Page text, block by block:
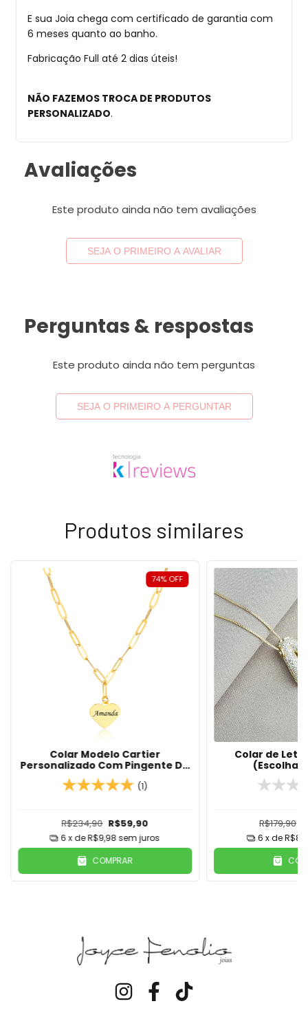
E sua Joia chega com certificado de garantia com
6 meses quanto ao banho.
Fabricação Full até 2 dias úteis!
NÃO FAZEMOS TROCA DE PRODUTOS
PERSONALIZADO.
Avaliações
Este produto ainda não tem avaliações
SEJA O PRIMEIRO A AVALIAR
Perguntas & respostas
Este produto ainda não tem perguntas
SEJA O PRIMEIRO A PERGUNTAR
Produtos similares
74%OFF
Colar Modelo Cartier
Personalizado Com Pingente De
Coração Com Nome Em Banho
De Ouro 18K (1)
R$234,90 R$59,90
6 x deR$9,98 sem juros
COMPRAR
Colar de
(Escolha
R$179,90
6 x de